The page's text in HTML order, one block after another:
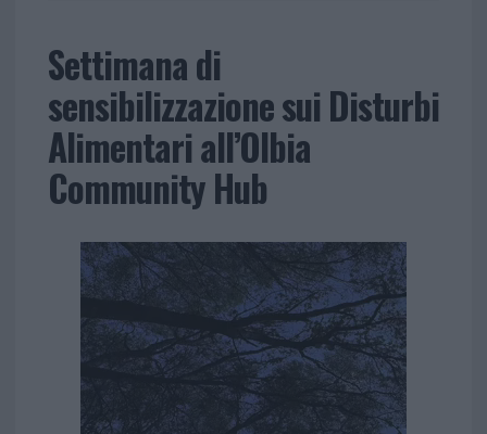
Settimana di
sensibilizzazione sui Disturbi
Alimentari all’Olbia
Community Hub